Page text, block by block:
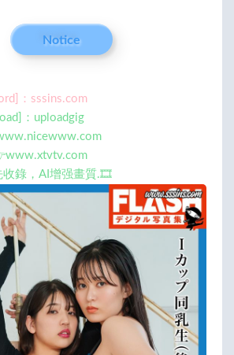
Notice
：sssins.com
：uploadgig
錄，AI增强畫質.🎞️